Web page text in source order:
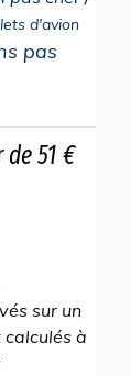
d'avion
pas
51 €
sur un
à